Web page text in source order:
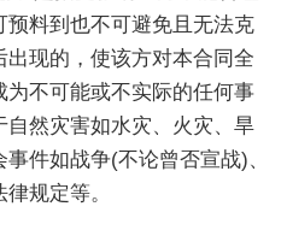
料到也不可避免且无法克
现的，使该方对本合同全
不可能或不实际的任何事
然灾害如水灾、火灾、旱
件如战争(不论曾否宣战)、
规定等。